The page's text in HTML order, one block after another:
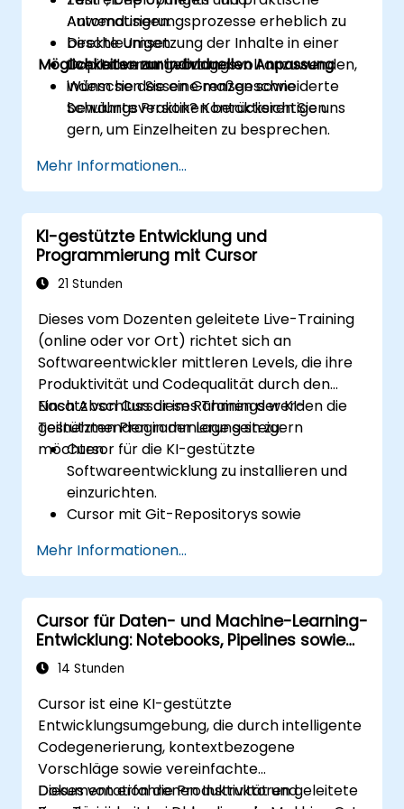
Automatisierungsprozesse erheblich zu
beschleunigen.
Copilot verantwortungsvoll anzuwenden,
indem sie dessen Grenzen sowie
bewährte Praktiken berücksichtigen.
Anwendungen.
Direkte Umsetzung der Inhalte in einer
Live-Laborumgebung.
Möglichkeiten zur individuellen Anpassung
Wünschen Sie eine maßgeschneiderte
Schulungsversion? Kontaktieren Sie uns
gern, um Einzelheiten zu besprechen.
Mehr Informationen...
KI-gestützte Entwicklung und
Programmierung mit Cursor
21 Stunden
Dieses vom Dozenten geleitete Live-Training
(online oder vor Ort) richtet sich an
Softwareentwickler mittleren Levels, die ihre
Produktivität und Codequalität durch den
Einsatz von Cursor im Rahmen der KI-
gestützten Programmierung steigern
möchten.
Nach Abschluss dieses Trainings werden die
Teilnehmenden in der Lage sein zu:
Cursor für die KI-gestützte
Softwareentwicklung zu installieren und
einzurichten.
Cursor mit Git-Repositorys sowie
Natürliche Sprache zur Erzeugung,
Fehlerbehebung und Optimierung von
Code einzusetzen.
KI-Funktionen bei der Umgestaltung,
Dokumentation sowie Testdurchführung
zu nutzen.
Mehr Informationen...
Cursor für Daten- und Machine-Learning-
Entwicklung: Notebooks, Pipelines sowie
Modellbetrieb
14 Stunden
Cursor ist eine KI-gestützte
Entwicklungsumgebung, die durch intelligente
Codegenerierung, kontextbezogene
Vorschläge sowie vereinfachte
Dokumentation die Produktivität und
Dieses von erfahrenen Instruktoren geleitete